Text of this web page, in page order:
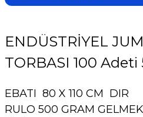
ENDÜSTRİYEL
TORBASI 100 Adeti
EBATI 80 X 110 CM DIR
RULO 500 GRAM